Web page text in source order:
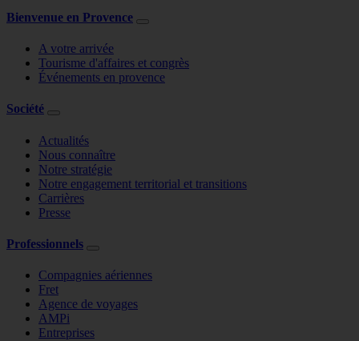
Bienvenue en Provence
A votre arrivée
Tourisme d'affaires et congrès
Événements en provence
Société
Actualités
Nous connaître
Notre stratégie
Notre engagement territorial et transitions
Carrières
Presse
Professionnels
Compagnies aériennes
Fret
Agence de voyages
AMPi
Entreprises